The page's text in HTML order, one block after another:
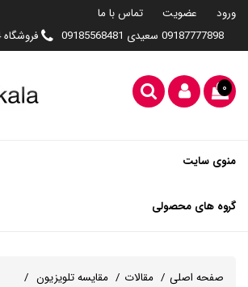
ورود عضویت
تماس با ما
09187777898 سعیدی 09185568481
فروشگاه 08734241594
۰
منوی سایت
گروه های محصولی
صفحه اصلی مقالات مقایسه تلویزیون